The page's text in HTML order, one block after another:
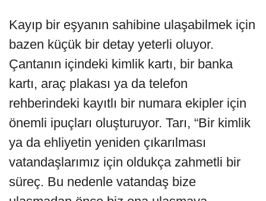
Kayıp bir eşyanın sahibine ulaşabilmek için
bazen küçük bir detay yeterli oluyor.
Çantanın içindeki kimlik kartı, bir banka
kartı, araç plakası ya da telefon
rehberindeki kayıtlı bir numara ekipler için
önemli ipuçları oluşturuyor. Tarı, “Bir kimlik
ya da ehliyetin yeniden çıkarılması
vatandaşlarımız için oldukça zahmetli bir
süreç. Bu nedenle vatandaş bize